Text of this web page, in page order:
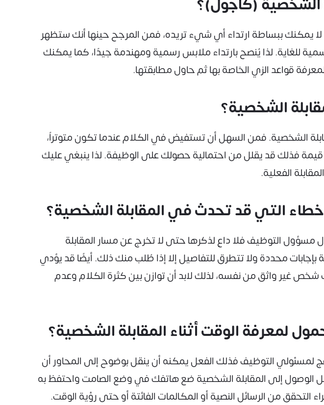
لا يمكنك ببساطة ارتداء أي شيء تريده، فمن المرجح حينها أنك ستظهر
لذا يُنصح بارتداء ملابس رسمية ومهندمة جيدًا، كما يمكنك
قواعد الزي الخاصة بها ثم حاول مطابقتها.
الشخصية؟
الشخصية. فمن السهل أن تستفيض في الكلام عندما تكون متوتراً،
فذلك قد يقلل من احتمالية حصولك على الوظيفة. لذا ينبغي عليك
الفعلية.
التي قد تحدث في المقابلة الشخصية؟
مسؤول التوظيف فلا داعٍ لذكرها حتى لا تخرج عن مسار المقابلة
محددة ولا تتطرق للتفاصيل إلا إذا طُلب منك ذلك. أيضًا قد يؤدي
غير واثق من نفسه، لذلك لابد أن توازن بين كثرة الكلام وعدم
لمعرفة الوقت أثناء المقابلة الشخصية؟
لمسئولي التوظيف فذلك الفعل يمكنه أن ينقل بوضوح إلى المحاور أن
الوصول إلى المقابلة الشخصية ضع هاتفك في وضع الصامت واحتفظ به
من الرسائل النصية أو المكالمات الفائتة أو حتى رؤية الوقت.